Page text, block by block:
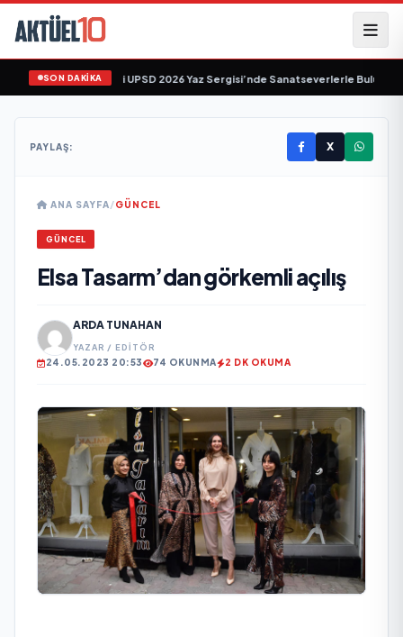
SON DAKİKA
"Tekâmül" Eseri UPSD 2026 Yaz Sergisi’nde Sanatseverlerle Buluşuyor
PAYLAŞ: X
ANA SAYFA/GÜNCEL
GÜNCEL
Elsa Tasarm’dan görkemli açılış
ARDA TUNAHAN
YAZAR / EDITÖR
24.05.2023 20:53 74 OKUNMA 2 DK OKUMA